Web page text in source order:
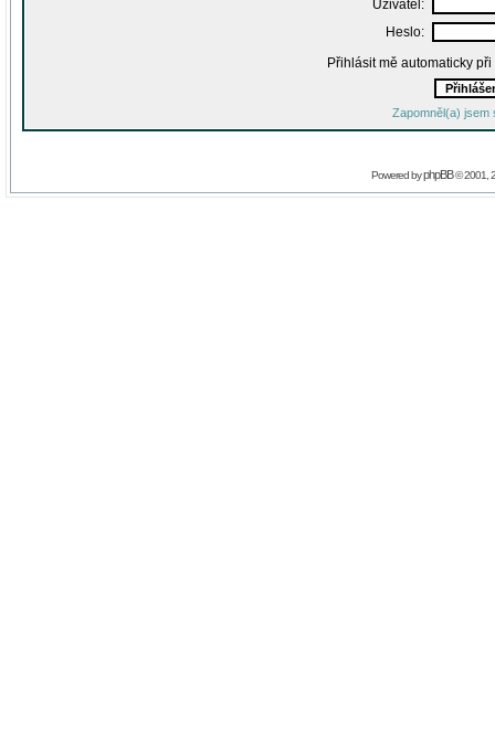
Uživatel:
Heslo:
Přihlásit mě automaticky
Zapomněl(a) jsem
Powered byphpBB© 2001,